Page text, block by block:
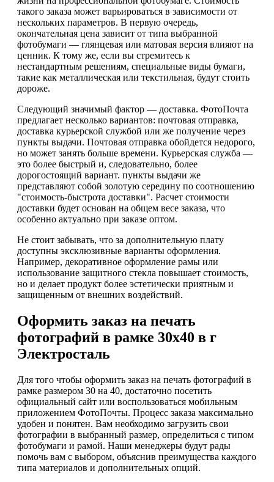
такого заказа может варьироваться в зависимости от
нескольких параметров. В первую очередь,
окончательная цена зависит от типа выбранной
фотобумаги — глянцевая или матовая версия влияют на
ценник. К тому же, если вы стремитесь к
нестандартным решениям, специальные виды бумаги,
такие как металлическая или текстильная, будут стоить
дороже.
Следующий значимый фактор — доставка. ФотоПочта
предлагает несколько вариантов: почтовая отправка,
доставка курьерской службой или же получение через
пункты выдачи. Почтовая отправка обойдется недорого,
но может занять больше времени. Курьерская служба —
это более быстрый и, следовательно, более
дорогостоящий вариант. пункты выдачи же
представляют собой золотую середину по соотношению
"стоимость-быстрота доставки". Расчет стоимости
доставки будет основан на общем весе заказа, что
особенно актуально при заказе оптом.
Не стоит забывать, что за дополнительную плату
доступны эксклюзивные варианты оформления.
Например, декоративное оформление рамы или
использование защитного стекла повышает стоимость,
но и делает продукт более эстетически приятным и
защищенным от внешних воздействий.
Оформить заказ на печать
фотографий в рамке 30х40 в г
Электросталь
Для того чтобы оформить заказ на печать фотографий в
рамке размером 30 на 40, достаточно посетить
официальный сайт или воспользоваться мобильным
приложением ФотоПочты. Процесс заказа максимально
удобен и понятен. Вам необходимо загрузить свои
фотографии в выбранный размер, определиться с типом
фотобумаги и рамой. Наши менеджеры будут рады
помочь вам с выбором, объяснив преимущества каждого
типа материалов и дополнительных опций.